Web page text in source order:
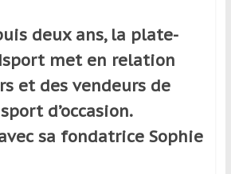
deux ans, la plate-
met en relation
et des vendeurs de
d’occasion.
sa fondatrice Sophie